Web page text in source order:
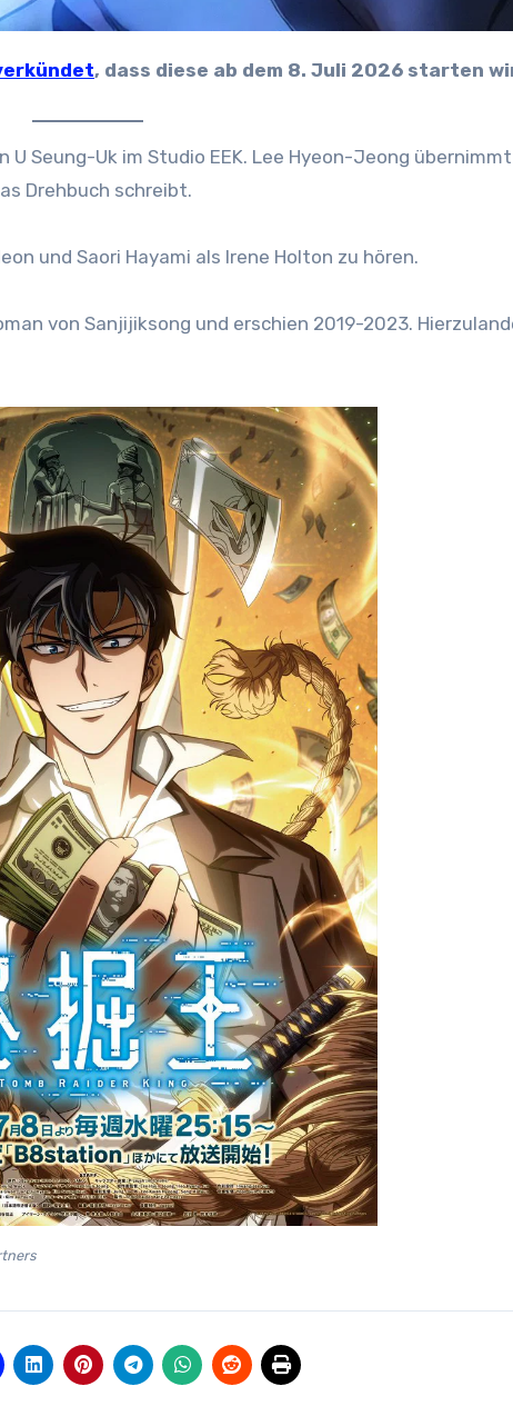
, dass diese ab dem 8. Juli 2026 starten
Seung-Uk im Studio EEK. Lee Hyeon-Jeong
Drehbuch schreibt.
und Saori Hayami als Irene Holton zu hören.
von Sanjijiksong und erschien 2019-2023.